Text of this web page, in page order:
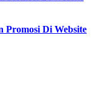
Di Website